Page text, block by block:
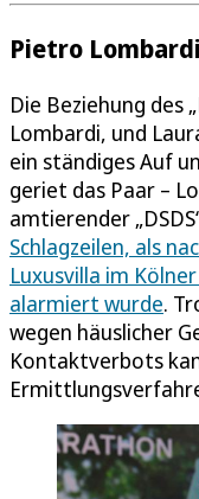
Pietro Lombardi
Die Beziehung des
Lombardi, und
ein ständiges Auf
geriet das Paar –
amtierender
Schlagzeilen, als
Luxusvilla im
alarmiert wurde.
wegen häuslicher
Kontaktverbots